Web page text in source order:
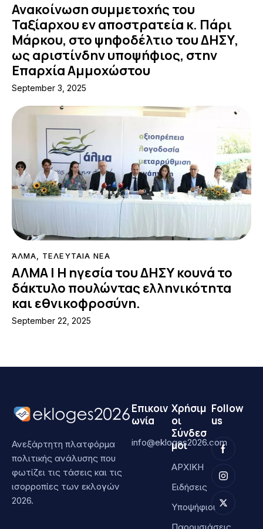
Ανακοίνωση συμμετοχής του
Ταξίαρχου εν αποστρατεία κ. Πάρι
Μάρκου, στο ψηφοδέλτιο του ΔΗΣΥ,
ως αριστίνδην υποψήφιος, στην
Επαρχία Αμμοχώστου
September 3, 2025
ΆΛΜΑ, ΤΕΛΕΥΤΑΙΑ ΝΕΑ
ΑΛΜΑ | Η ηγεσία του ΔΗΣΥ κουνά το
δάκτυλο πουλώντας ελληνικότητα
και εθνικοφροσύνη.
September 22, 2025
Ανεξάρτητη πλατφόρμα
πολιτικής ανάλυσης που
φωτίζει τις τάσεις και τις
ισορροπίες των εκλογών
2026.
Επικοιν
ωνία
info@ekloges2026.com
Χρήσιμ
οι
Σύνδεσ
μοι
ΑΡΧΙΚΗ
Ειδήσεις
Υποψήφιοι
Παρουσιάσεις
Follow
us